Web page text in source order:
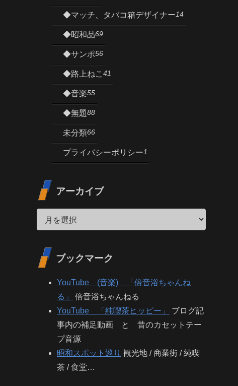
◆マッチ、タバコ箱デザイナー14
◆昭和品69
◆サンポ56
◆路上ねこ 41
◆音楽55
◆無題88
未分類66
プライバシーポリシー1
アーカイブ
ブックマーク
YouTube (音楽) 「倍音浴ちゃんね
る」
倍音浴ちゃんねる
YouTube 「純喫茶ヒッピー」
ブログ記
事内の補足動画 と 昔のカセットテー
プ音源
昭和スポット巡り 観光地 / 商業街 / 純喫
茶 / 食堂…